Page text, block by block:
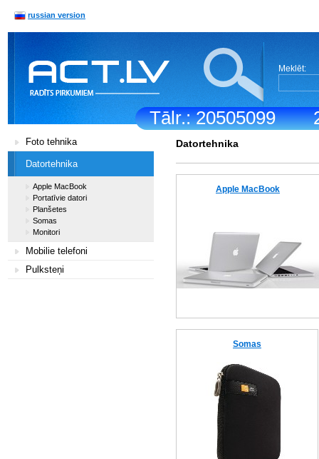
Tālr.: 20505099
russian version
Meklēt:
Foto tehnika
Datortehnika
Apple MacBook
Portatīvie datori
Planšetes
Somas
Monitori
Mobilie telefoni
Pulksteņi
Datortehnika
Apple MacBook
Somas